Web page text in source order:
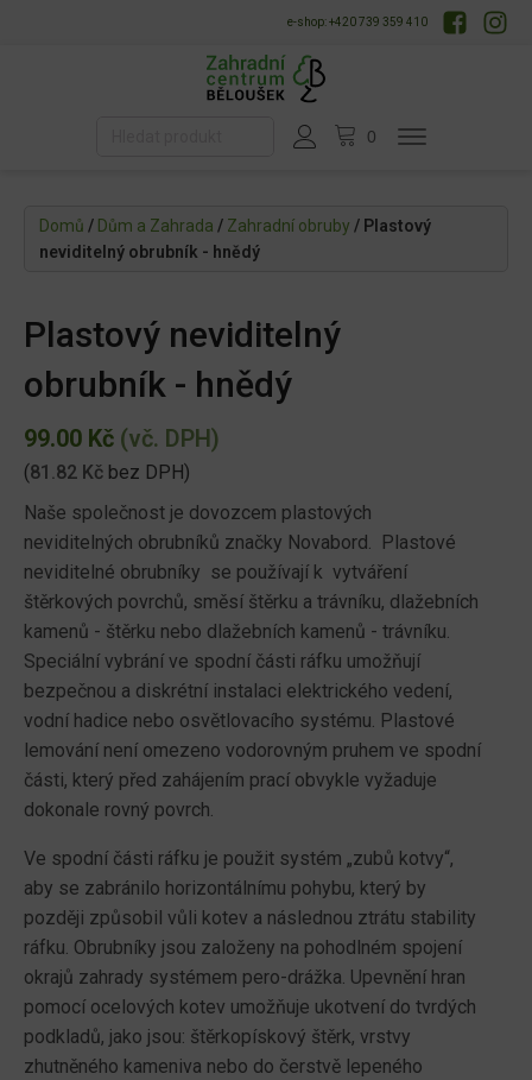
e-shop: +420 739 359 410
Domů / Dům a Zahrada / Zahradní obruby / Plastový
neviditelný obrubník - hnědý
Plastový neviditelný
obrubník - hnědý
99.00 Kč (vč. DPH)
(81.82 Kč bez DPH)
Naše společnost je dovozcem plastových
neviditelných obrubníků značky Novabord. Plastové
neviditelné obrubníky se používají k vytváření
štěrkových povrchů, směsí štěrku a trávníku, dlažebních
kamenů - štěrku nebo dlažebních kamenů - trávníku.
Speciální vybrání ve spodní části ráfku umožňují
bezpečnou a diskrétní instalaci elektrického vedení,
vodní hadice nebo osvětlovacího systému. Plastové
lemování není omezeno vodorovným pruhem ve spodní
části, který před zahájením prací obvykle vyžaduje
dokonale rovný povrch.
Ve spodní části ráfku je použit systém „zubů kotvy“,
aby se zabránilo horizontálnímu pohybu, který by
později způsobil vůli kotev a následnou ztrátu stability
ráfku. Obrubníky jsou založeny na pohodlném spojení
okrajů zahrady systémem pero-drážka. Upevnění hran
pomocí ocelových kotev umožňuje ukotvení do tvrdých
podkladů, jako jsou: štěrkopískový štěrk, vrstvy
zhutněného kameniva nebo do čerstvě lepeného